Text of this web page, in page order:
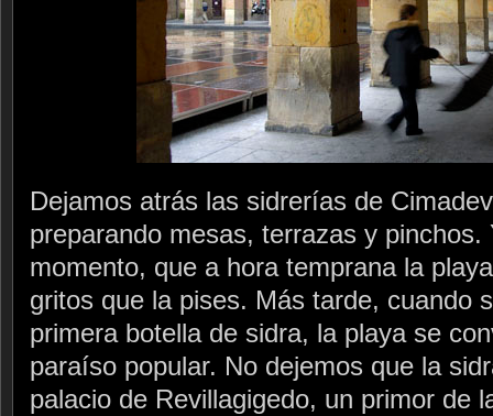
Dejamos atrás las sidrerías de
preparando mesas, terrazas y pinchos.
momento, que a hora temprana la
gritos que la pises. Más tarde, cuando
primera botella de sidra, la playa se
paraíso popular. No dejemos que la
palacio de Revillagigedo, un primor de